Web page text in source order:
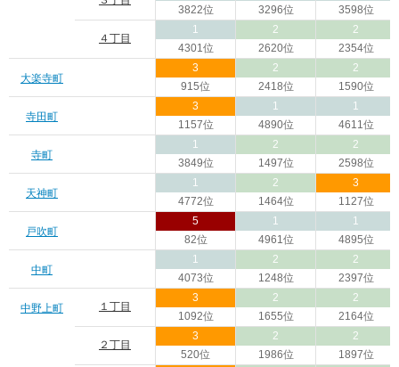
3822位
3296位
3598位
４丁目
1
4301位
2
2620位
2
2354位
大楽寺町
3
915位
2
2418位
2
1590位
寺田町
3
1157位
1
4890位
1
4611位
寺町
1
3849位
2
1497位
2
2598位
天神町
1
4772位
2
1464位
3
1127位
戸吹町
5
82位
1
4961位
1
4895位
中町
1
4073位
2
1248位
2
2397位
中野上町 １丁目
3
1092位
2
1655位
2
2164位
２丁目
3
520位
2
1986位
2
1897位